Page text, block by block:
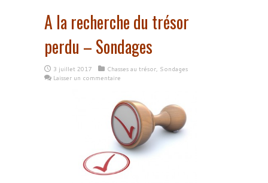
A la recherche du trésor
perdu – Sondages
3 juillet 2017 Chasses au trésor, Sondages
Laisser un commentaire